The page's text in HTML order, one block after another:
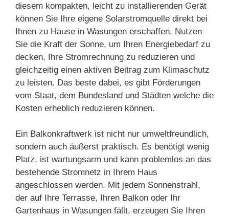
diesem kompakten, leicht zu installierenden Gerät
können Sie Ihre eigene Solarstromquelle direkt bei
Ihnen zu Hause in Wasungen erschaffen. Nutzen
Sie die Kraft der Sonne, um Ihren Energiebedarf zu
decken, Ihre Stromrechnung zu reduzieren und
gleichzeitig einen aktiven Beitrag zum Klimaschutz
zu leisten. Das beste dabei, es gibt Förderungen
vom Staat, dem Bundesland und Städten welche die
Kosten erheblich reduzieren können.
Ein Balkonkraftwerk ist nicht nur umweltfreundlich,
sondern auch äußerst praktisch. Es benötigt wenig
Platz, ist wartungsarm und kann problemlos an das
bestehende Stromnetz in Ihrem Haus
angeschlossen werden. Mit jedem Sonnenstrahl,
der auf Ihre Terrasse, Ihren Balkon oder Ihr
Gartenhaus in Wasungen fällt, erzeugen Sie Ihren